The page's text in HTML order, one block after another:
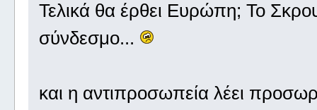
Τελικά θα έρθει Ευρώπη; Το
σύνδεσμο...
και η αντιπροσωπεία λέει